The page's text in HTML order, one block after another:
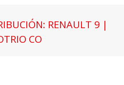
RENAULT 9 |
CO